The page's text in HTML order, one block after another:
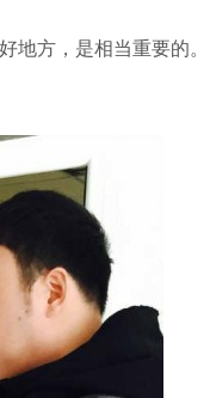
地方，是相当重要的。